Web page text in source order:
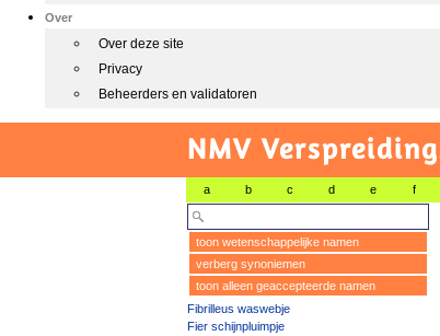
Over
Over deze site
Privacy
Beheerders en validatoren
NMV
a b c d e f
toon wetenschappelijke namen
verberg synoniemen
toon alleen geaccepteerde namen
Fibrilleus waswebje
Fier schijnpluimpje